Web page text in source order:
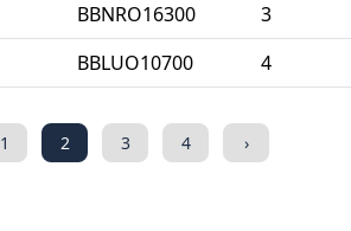
BBNRO16300 3
BBLUO10700 4
1 2 3 4 ›